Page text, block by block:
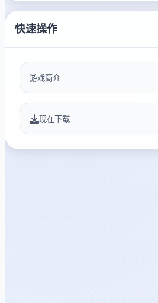
快速操作
游戏简介
现在下载